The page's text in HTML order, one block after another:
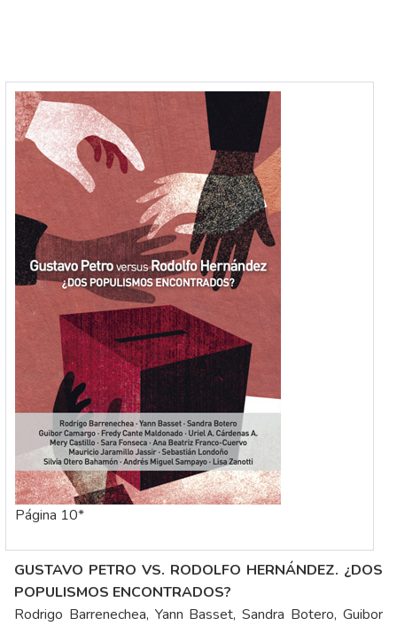
Página 10*
GUSTAVO PETRO VS. RODOLFO HERNÁNDEZ. ¿DOS
POPULISMOS ENCONTRADOS?
Rodrigo Barrenechea, Yann Basset, Sandra Botero, Guibor